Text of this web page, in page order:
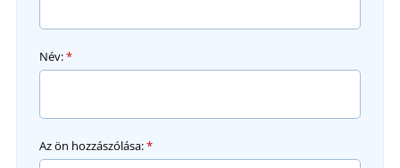
Név:*
Az ön hozzászólása:*